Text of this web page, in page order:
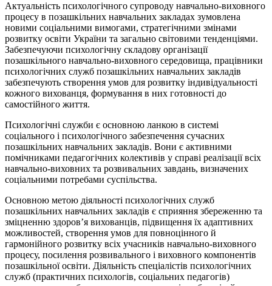
Актуальність психологічного супроводу навчально-виховного
процесу в позашкільних навчальних закладах зумовлена
новими соціальними вимогами, стратегічними змінами
розвитку освіти України та загально світовими тенденціями.
Забезпечуючи психологічну складову організації
позашкільного навчально-виховного середовища, працівники
психологічних служб позашкільних навчальних закладів
забезпечують створення умов для розвитку індивідуальності
кожного вихованця, формування в них готовності до
самостійного життя.
Психологічні служби є основною ланкою в системі
соціального і психологічного забезпечення сучасних
позашкільних навчальних закладів. Вони є активними
помічниками педагогічних колективів у справі реалізації всіх
навчально-виховних та розвивальних завдань, визначених
соціальними потребами суспільства.
Основною метою діяльності психологічних служб
позашкільних навчальних закладів є сприяння збереженню та
зміцненню здоров’я вихованців, підвищення їх адаптивних
можливостей, створення умов для повноцінного й
гармонійного розвитку всіх учасників навчально-виховного
процесу, посилення розвивального і виховного компонентів
позашкільної освіти. Діяльність спеціалістів психологічних
служб (практичних психологів, соціальних педагогів)